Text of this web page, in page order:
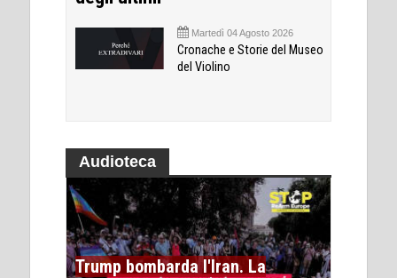
Martedì 04 Agosto 2026
Cronache e Storie del Museo
del Violino
Audioteca
Trump bombarda l'Iran. La